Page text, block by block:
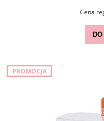
Cena
PROMOCJA